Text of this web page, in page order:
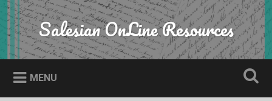
Skip
to
content
Search Salesian OnLine Resources
MENU